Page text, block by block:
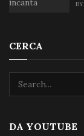
BY
CERCA
DA YOUTUBE